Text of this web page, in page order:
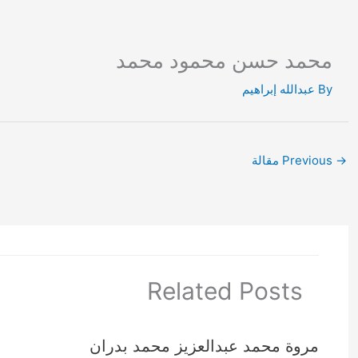
محمد حسن محمود محمد
By عبدالله إبراهيم
→
Related Posts
مروة محمد عبدالعزيز محمد بدران